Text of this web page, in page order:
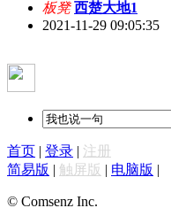
板凳 西楚大地1
2021-11-29 09:05:35
首页 | 登录 | 注册
简易版 | 触屏版 | 电脑版 |
© Comsenz Inc.